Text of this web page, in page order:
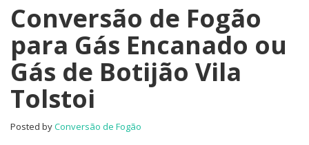
Conversão de Fogão
para Gás Encanado ou
Gás de Botijão Vila
Tolstoi
Posted byConversão de Fogão